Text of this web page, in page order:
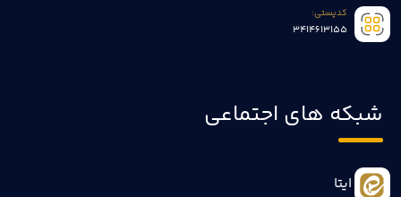
کدپستی:
3414613155
شبکه های اجتماعی
ایتا